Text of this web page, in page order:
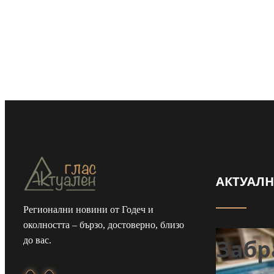
Регионални новини от Годеч и
околността – бързо, достоверно, близо
до вас.
Задържаха мъж